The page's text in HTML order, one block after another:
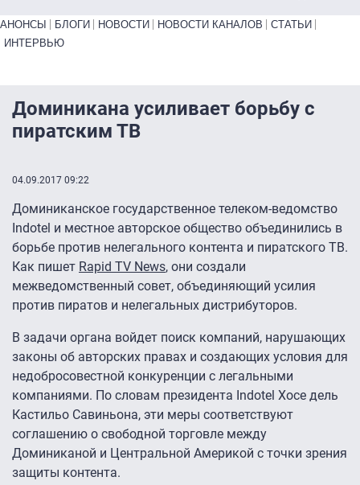
Primary links bottom
АНОНСЫ БЛОГИ НОВОСТИ НОВОСТИ КАНАЛОВ
СТАТЬИ
ИНТЕРВЬЮ
Доминикана усиливает борьбу с
пиратским ТВ
04.09.2017 09:22
Доминиканское государственное телеком-ведомство
Indotel и местное авторское общество объединились в
борьбе против нелегального контента и пиратского ТВ.
Как пишет Rapid TV News, они создали
межведомственный совет, объединяющий усилия
против пиратов и нелегальных дистрибуторов.
В задачи органа войдет поиск компаний, нарушающих
законы об авторских правах и создающих условия для
недобросовестной конкуренции с легальными
компаниями. По словам президента Indotel Хосе дель
Кастильо Савиньона, эти меры соответствуют
соглашению о свободной торговле между
Доминиканой и Центральной Америкой с точки зрения
защиты контента.